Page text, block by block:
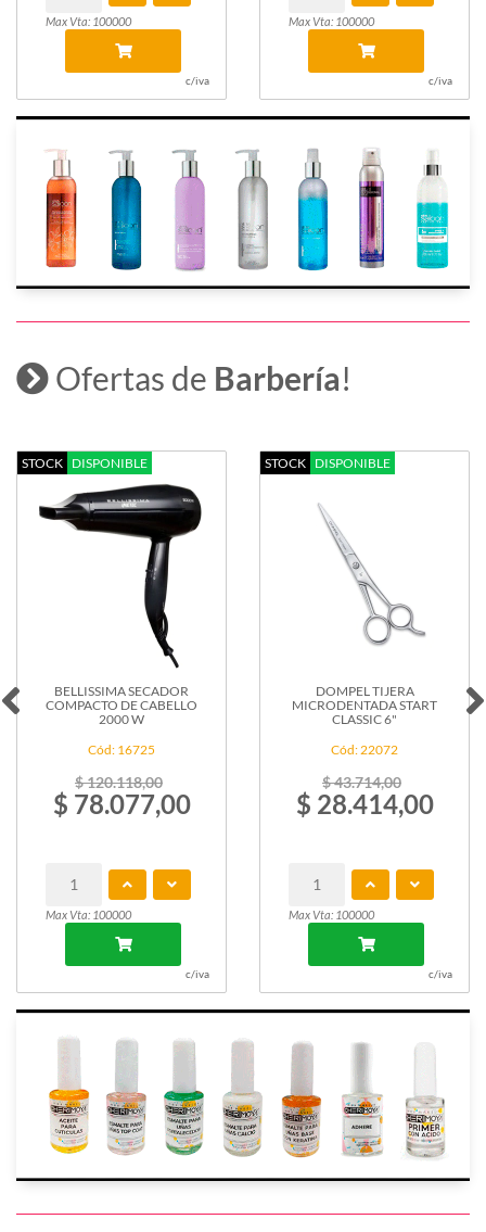
Max Vta: 100000
c/iva
Max Vta: 100000
c/iva
Ofertas de Barbería!
STOCK DISPONIBLE
BELLISSIMA SECADOR
COMPACTO DE CABELLO
2000 W
Cód: 16725
$ 120.118,00
$ 78.077,00
Max Vta: 100000
c/iva
STOCK DISPONIBLE
DOMPEL TIJERA
MICRODENTADA START
CLASSIC 6"
Cód: 22072
$ 43.714,00
$ 28.414,00
Max Vta: 100000
c/iva